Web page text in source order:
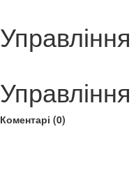
Коментарі (0)